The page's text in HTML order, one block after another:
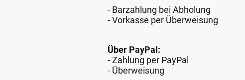
- Barzahlung bei Abholung
- Vorkasse per Überweisung
Über PayPal:
- Zahlung per PayPal
- Überweisung